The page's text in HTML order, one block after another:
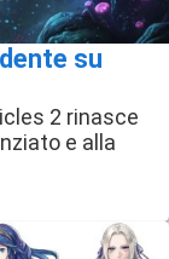
su
2 rinasce
e alla